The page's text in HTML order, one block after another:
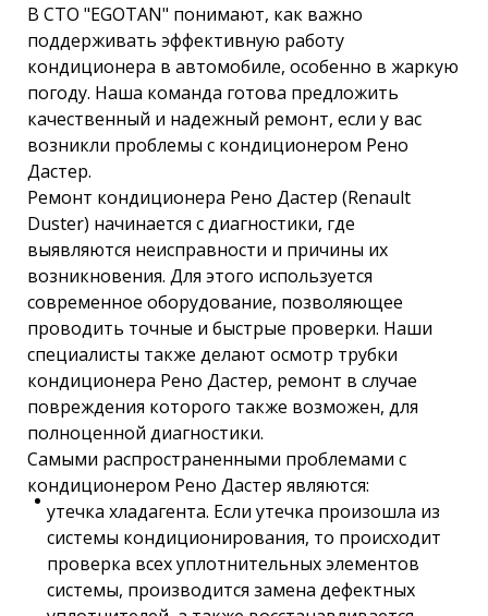
В СТО "EGOTAN" понимают, как важно
поддерживать эффективную работу
кондиционера в автомобиле, особенно в жаркую
погоду. Наша команда готова предложить
качественный и надежный ремонт, если у вас
возникли проблемы с кондиционером Рено
Дастер.
Ремонт кондиционера Рено Дастер (Renault
Duster) начинается с диагностики, где
выявляются неисправности и причины их
возникновения. Для этого используется
современное оборудование, позволяющее
проводить точные и быстрые проверки. Наши
специалисты также делают осмотр трубки
кондиционера Рено Дастер, ремонт в случае
повреждения которого также возможен, для
полноценной диагностики.
Самыми распространенными проблемами с
кондиционером Рено Дастер являются:
утечка хладагента. Если утечка произошла из
системы кондиционирования, то происходит
проверка всех уплотнительных элементов
системы, производится замена дефектных